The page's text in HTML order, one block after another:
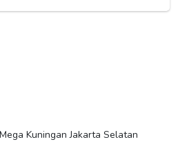
Kuningan Jakarta Selatan